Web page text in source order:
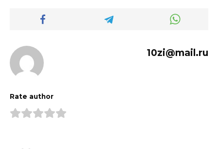
10zi@mail.ru
Rate author